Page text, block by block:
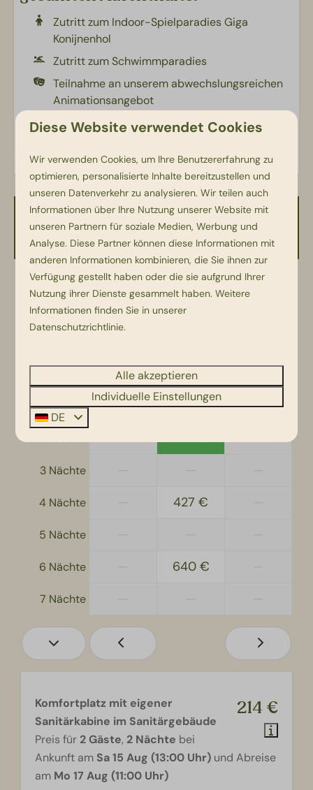
Zutritt zum Indoor-Spielparadies Giga
Konijnenhol
Zutritt zum Schwimmparadies
Teilnahme an unserem abwechslungsreichen
Animationsangebot
Unbegrenztes WiFi mit mehreren Geräten
Verfügbarkeit und Preis
2 Gäste
Sa 15-08-2026
Fr
14 Aug
Sa
15 Aug
So
1 Nacht
— — —
— 214 € —
3 Nächte
4 Nächte 427 €
5 Nächte
6 Nächte 640 €
7 Nächte
214 €
Komfortplatz mit eigener
Sanitärkabine im Sanitärgebäude
Preis für 2 Gäste, 2 Nächte bei
Ankunft am Sa 15 Aug (13:00 Uhr) und Abreise
am Mo 17 Aug (11:00 Uhr)
Diese Website verwendet Cookies
Wir verwenden Cookies, um Ihre Benutzererfahrung zu
optimieren, personalisierte Inhalte bereitzustellen und
unseren Datenverkehr zu analysieren. Wir teilen auch
Informationen über Ihre Nutzung unserer Website mit
unseren Partnern für soziale Medien, Werbung und
Analyse. Diese Partner können diese Informationen mit
anderen Informationen kombinieren, die Sie ihnen zur
Verfügung gestellt haben oder die sie aufgrund Ihrer
Nutzung ihrer Dienste gesammelt haben. Weitere
Informationen finden Sie in unserer
Datenschutzrichtlinie.
Alle akzeptieren
Individuelle Einstellungen
DE